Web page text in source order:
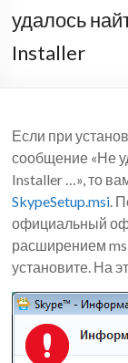
удалось
Installer
Если при
сообщение «Не
Installer …», то
SkypeSetup.msi.
официальный
расширением
установите. На